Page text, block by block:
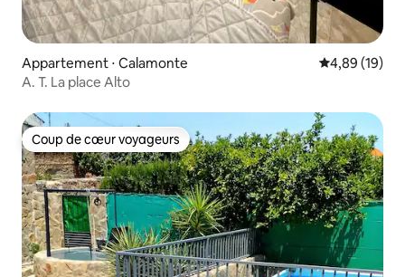
Appartement ⋅ Calamonte Évaluation
4,89 (19)
A. T. La place Alto
Coup de cœur voyageurs
Coup de cœur voyageurs